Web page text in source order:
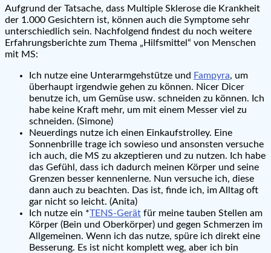
Aufgrund der Tatsache, dass Multiple Sklerose die Krankheit
der 1.000 Gesichtern ist, können auch die Symptome sehr
unterschiedlich sein. Nachfolgend findest du noch weitere
Erfahrungsberichte zum Thema „Hilfsmittel“ von Menschen
mit MS:
Ich nutze eine Unterarmgehstütze und Fampyra, um
überhaupt irgendwie gehen zu können. Nicer Dicer
benutze ich, um Gemüse usw. schneiden zu können. Ich
habe keine Kraft mehr, um mit einem Messer viel zu
schneiden. (Simone)
Neuerdings nutze ich einen Einkaufstrolley. Eine
Sonnenbrille trage ich sowieso und ansonsten versuche
ich auch, die MS zu akzeptieren und zu nutzen. Ich habe
das Gefühl, dass ich dadurch meinen Körper und seine
Grenzen besser kennenlerne. Nun versuche ich, diese
dann auch zu beachten. Das ist, finde ich, im Alltag oft
gar nicht so leicht. (Anita)
Ich nutze ein *TENS-Gerät für meine tauben Stellen am
Körper (Bein und Oberkörper) und gegen Schmerzen im
Allgemeinen. Wenn ich das nutze, spüre ich direkt eine
Besserung. Es ist nicht komplett weg, aber ich bin